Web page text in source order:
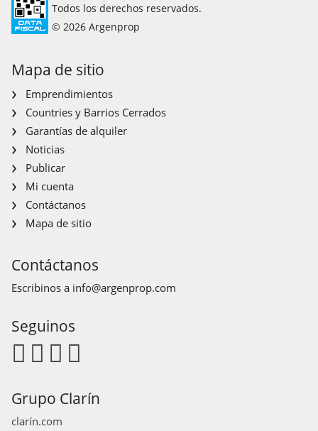
Todos los derechos reservados.
© 2026 Argenprop
Mapa de sitio
Emprendimientos
Countries y Barrios Cerrados
Garantías de alquiler
Noticias
Publicar
Mi cuenta
Contáctanos
Mapa de sitio
Contáctanos
Escribinos a info@argenprop.com
Seguinos
Grupo Clarín
clarín.com